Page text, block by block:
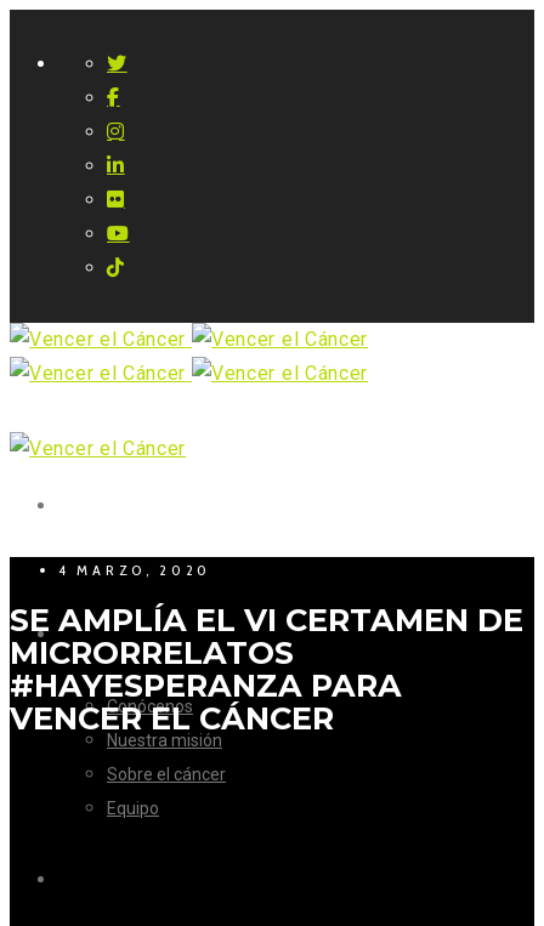
LA FUNDACIÓN
Conócenos
Nuestra misión
Sobre el cáncer
Equipo
4 MARZO, 2020
SE AMPLÍA EL VI CERTAMEN DE
MICRORRELATOS
#HAYESPERANZA PARA
VENCER EL CÁNCER